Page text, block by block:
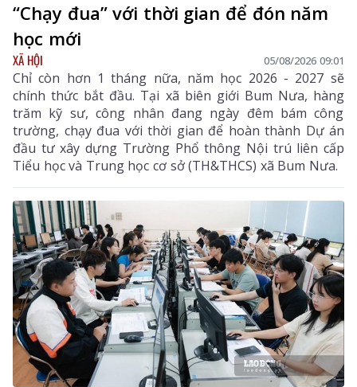
“Chạy đua” với thời gian để đón năm
học mới
XÃ HỘI 05/08/2026 09:01
Chỉ còn hơn 1 tháng nữa, năm học 2026 - 2027 sẽ
chính thức bắt đầu. Tại xã biên giới Bum Nưa, hàng
trăm kỹ sư, công nhân đang ngày đêm bám công
trường, chạy đua với thời gian để hoàn thành Dự án
đầu tư xây dựng Trường Phổ thông Nội trú liên cấp
Tiểu học và Trung học cơ sở (TH&THCS) xã Bum Nưa.